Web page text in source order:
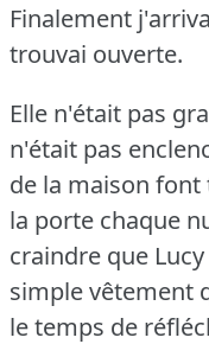
Finalement
trouvai ouverte.
Elle n'était pas
n'était pas
de la maison
la porte chaque
craindre que
simple vêtement
le temps de